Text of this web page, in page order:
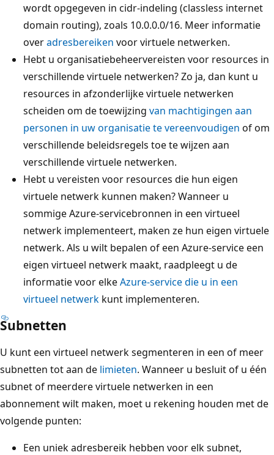
wordt opgegeven in cidr-indeling (classless internet
domain routing), zoals 10.0.0.0/16. Meer informatie
overadresbereiken voor virtuele netwerken.
Hebt u organisatiebeheervereisten voor resources in
verschillende virtuele netwerken? Zo ja, dan kunt u
resources in afzonderlijke virtuele netwerken
scheiden om de toewijzing van machtigingen aan
personen in uw organisatie te vereenvoudigen of om
verschillende beleidsregels toe te wijzen aan
verschillende virtuele netwerken.
Hebt u vereisten voor resources die hun eigen
virtuele netwerk kunnen maken? Wanneer u
sommige Azure-servicebronnen in een virtueel
netwerk implementeert, maken ze hun eigen virtuele
netwerk. Als u wilt bepalen of een Azure-service een
eigen virtueel netwerk maakt, raadpleegt u de
informatie voor elkeAzure-service die u in een
virtueel netwerk kunt implementeren.
Subnetten
U kunt een virtueel netwerk segmenteren in een of meer
subnetten tot aan de limieten. Wanneer u besluit of u één
subnet of meerdere virtuele netwerken in een
abonnement wilt maken, moet u rekening houden met de
volgende punten:
Een uniek adresbereik hebben voor elk subnet,